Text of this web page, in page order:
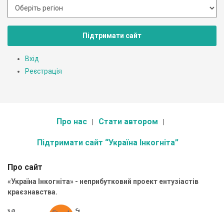
Підтримати сайт
Вхід
Реєстрація
Про нас Стати автором
Підтримати сайт “Україна Інкогніта”
Про сайт
«Україна Інкогніта» - неприбутковий проект ентузіастів
краєзнавства.